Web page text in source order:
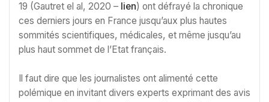
19 (Gautret el al, 2020 – lien) ont défrayé la chronique
ces derniers jours en France jusqu’aux plus hautes
sommités scientifiques, médicales, et même jusqu’au
plus haut sommet de l’Etat français.
Il faut dire que les journalistes ont alimenté cette
polémique en invitant divers experts exprimant des avis